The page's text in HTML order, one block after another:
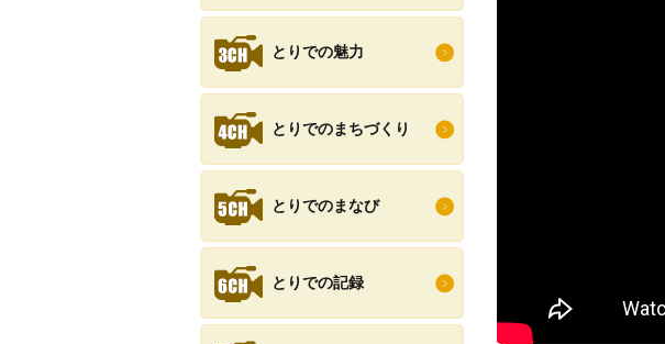
とりでの魅力
とりでのまちづくり
とりでのまなび
とりでの記録